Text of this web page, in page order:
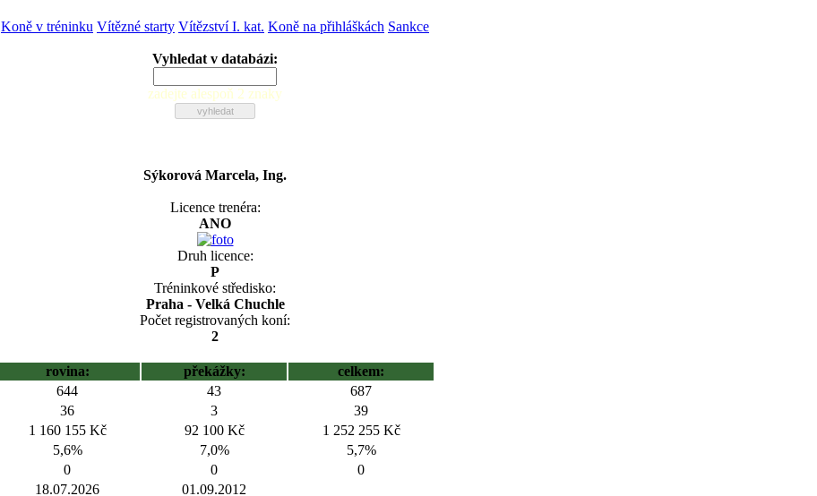
Koně v tréninku Vítězné starty Vítězství I. kat. Koně na přihláškách Sankce
Vyhledat v databázi:
zadejte alespoň 2 znaky
Sýkorová Marcela, Ing.
Licence trenéra:
ANO
Druh licence:
P
Tréninkové středisko:
Praha - Velká Chuchle
Počet registrovaných koní:
2
rovina: překážky:
celkem:
644 43
687
36 3
39
1 160 155 Kč 92 100 Kč
1 252 255 Kč
5,6% 7,0%
5,7%
0 0
0
18.07.2026 01.09.2012